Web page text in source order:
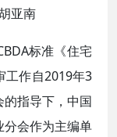
亚南
标准《住宅
工作自2019年3
指导下，中国
会作为主编单